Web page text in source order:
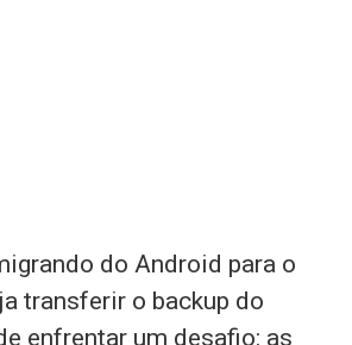
do Android para o
transferir o backup do
enfrentar um desafio: as